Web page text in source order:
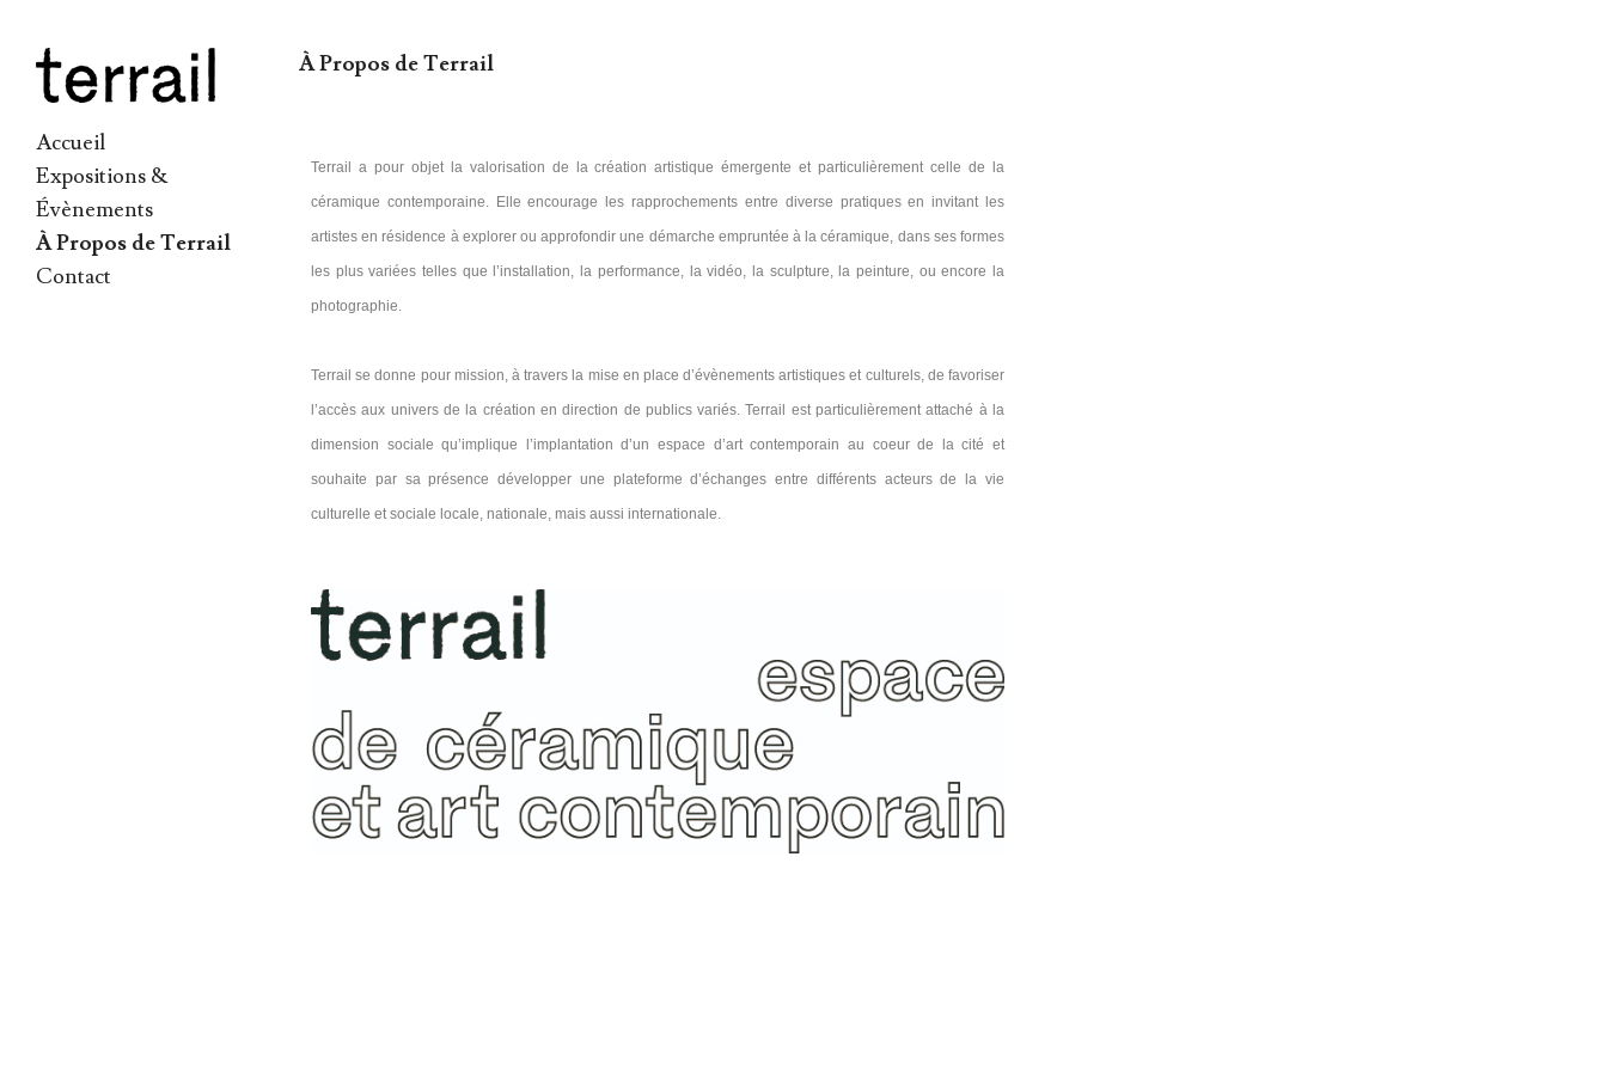
Accueil
Expositions &
Évènements
À Propos de Terrail
Contact
À Propos de Terrail
Terrail a pour objet la valorisation de la création artistique émergente et particulièrement celle de la
céramique contemporaine. Elle encourage les rapprochements entre diverse pratiques en invitant les
artistes en résidence à explorer ou approfondir une démarche empruntée à la céramique, dans ses formes
les plus variées telles que l’installation, la performance, la vidéo, la sculpture, la peinture, ou encore la
photographie.
Terrail se donne pour mission, à travers la mise en place d’évènements artistiques et culturels, de favoriser
l’accès aux univers de la création en direction de publics variés. Terrail est particulièrement attaché à la
dimension sociale qu’implique l’implantation d’un espace d’art contemporain au coeur de la cité et
souhaite par sa présence développer une plateforme d’échanges entre différents acteurs de la vie
culturelle et sociale locale, nationale, mais aussi internationale.